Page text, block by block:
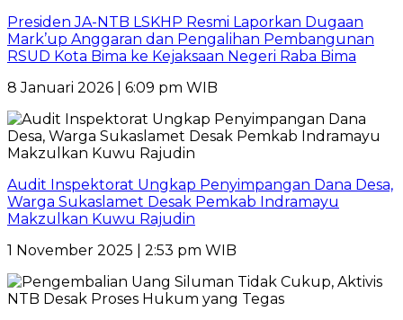
Presiden JA-NTB LSKHP Resmi Laporkan Dugaan
Mark’up Anggaran dan Pengalihan Pembangunan
RSUD Kota Bima ke Kejaksaan Negeri Raba Bima
8 Januari 2026 | 6:09 pm WIB
Audit Inspektorat Ungkap Penyimpangan Dana Desa,
Warga Sukaslamet Desak Pemkab Indramayu
Makzulkan Kuwu Rajudin
1 November 2025 | 2:53 pm WIB